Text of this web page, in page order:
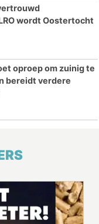
wordt Oostertocht
oproep om zuinig te
bereidt verdere